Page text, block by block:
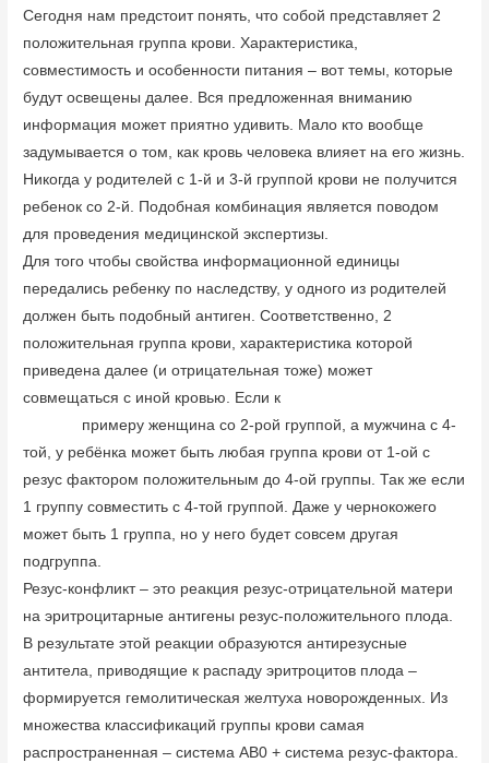
Сегодня нам предстоит понять, что собой представляет 2
положительная группа крови. Характеристика,
совместимость и особенности питания – вот темы, которые
будут освещены далее. Вся предложенная вниманию
информация может приятно удивить. Мало кто вообще
задумывается о том, как кровь человека влияет на его жизнь.
Никогда у родителей с 1-й и 3-й группой крови не получится
ребенок со 2-й. Подобная комбинация является поводом
для проведения медицинской экспертизы.
Для того чтобы свойства информационной единицы
передались ребенку по наследству, у одного из родителей
должен быть подобный антиген. Соответственно, 2
положительная группа крови, характеристика которой
приведена далее (и отрицательная тоже) может
совмещаться с иной кровью. Если к
примеру женщина со 2-рой группой, а мужчина с 4-
той, у ребёнка может быть любая группа крови от 1-ой с
резус фактором положительным до 4-ой группы. Так же если
1 группу совместить с 4-той группой. Даже у чернокожего
может быть 1 группа, но у него будет совсем другая
подгруппа.
Резус-конфликт – это реакция резус-отрицательной матери
на эритроцитарные антигены резус-положительного плода.
В результате этой реакции образуются антирезусные
антитела, приводящие к распаду эритроцитов плода –
формируется гемолитическая желтуха новорожденных. Из
множества классификаций группы крови самая
распространенная – система АВ0 + система резус-фактора.